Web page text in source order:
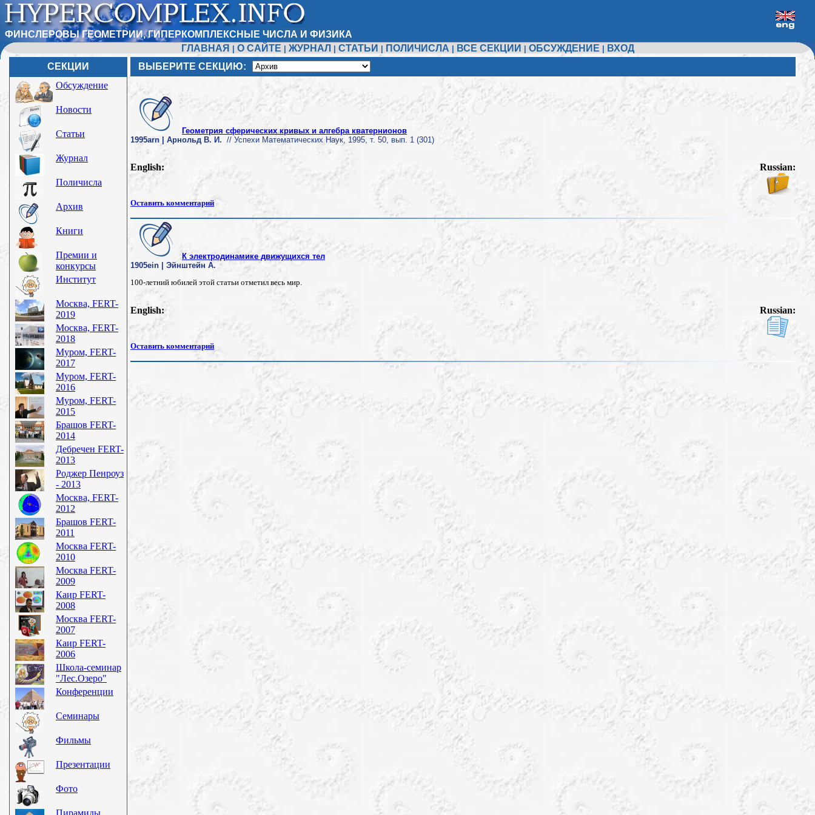
ФИНСЛЕРОВЫ ГЕОМЕТРИИ, ГИПЕРКОМПЛЕКСНЫЕ ЧИСЛА И ФИЗИКА
ГЛАВНАЯ
О САЙТЕ ЖУРНАЛ СТАТЬИ ПОЛИЧИСЛА ВСЕ СЕКЦИИ ОБСУЖДЕНИЕ
ВХОД
СЕКЦИИ
Обсуждение
Новости
Статьи
Журнал
Поличисла
Архив
Книги
Премии и
конкурсы
Институт
Москва, FERT-
2019
Москва, FERT-
2018
Муром, FERT-
2017
Муром, FERT-
2016
Муром, FERT-
2015
Брашов FERT-
2014
Дебречен FERT-
2013
Роджер Пенроуз
- 2013
Москва, FERT-
2012
Брашов FERT-
2011
Москва FERT-
2010
Москва FERT-
2009
Каир FERT-
2008
Москва FERT-
2007
Каир FERT-
2006
Школа-семинар
"Лес.Озеро"
Конференции
Семинары
Фильмы
Презентации
Фото
Пирамиды
ВЫБЕРИТЕ СЕКЦИЮ:
Геометрия сферических кривых и алгебра кватернионов
1995arn | Арнольд В. И. // Успехи Математических Наук, 1995, т. 50, вып. 1 (301)
English: Russian:
Оставить комментарий
К электродинамике движущихся тел
1905ein | Эйнштейн А.
100-летний юбилей этой статьи отметил весь мир.
English: Russian:
Оставить комментарий